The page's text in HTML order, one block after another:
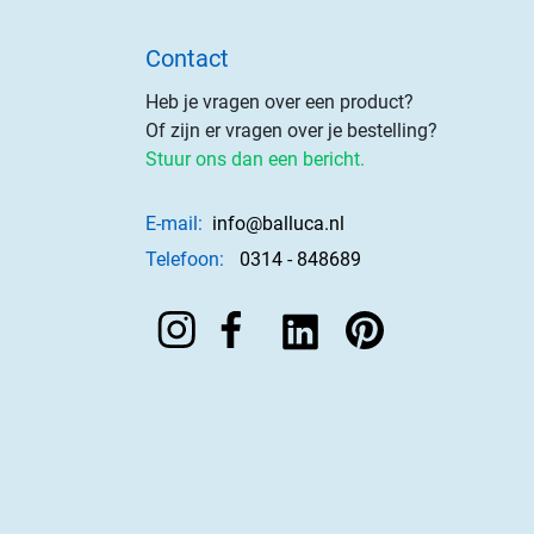
Contact
Heb je vragen over een product?
Of zijn er vragen over je bestelling?
Stuur ons dan een bericht.
E-mail: info@balluca.nl
Telefoon:
0314 - 848689